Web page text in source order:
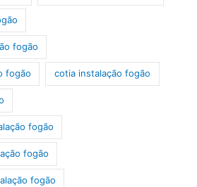
fogão
fogão cotia instalação fogão
fogão
fogão
fogão